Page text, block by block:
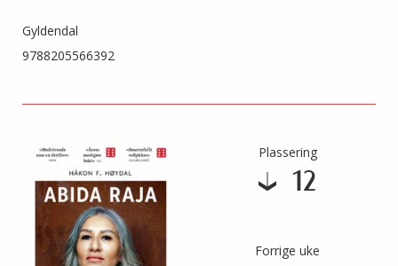
Gyldendal
9788205566392
Plassering
12
Forrige uke